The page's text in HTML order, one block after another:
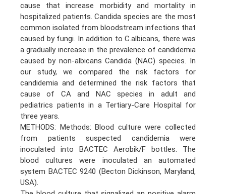
cause that increase morbidity and mortality in
hospitalized patients. Candida species are the most
common isolated from bloodstream infections that
caused by fungi. In addition to C.albicans, there was
a gradually increase in the prevalence of candidemia
caused by non-albicans Candida (NAC) species. In
our study, we compared the risk factors for
candidemia and determined the risk factors that
cause of CA and NAC species in adult and
pediatrics patients in a Tertiary-Care Hospital for
three years.
METHODS: Methods: Blood culture were collected
from patients suspected candidemia were
inoculated into BACTEC Aerobik/F bottles. The
blood cultures were inoculated an automated
system BACTEC 9240 (Becton Dickinson, Maryland,
USA).